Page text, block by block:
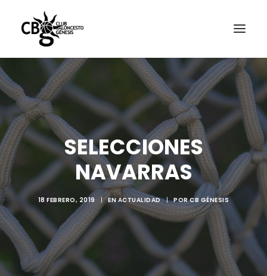
SELECCIONES
NAVARRAS
18 FEBRERO, 2019 | ENACTUALIDAD | PORCB GÉNESIS